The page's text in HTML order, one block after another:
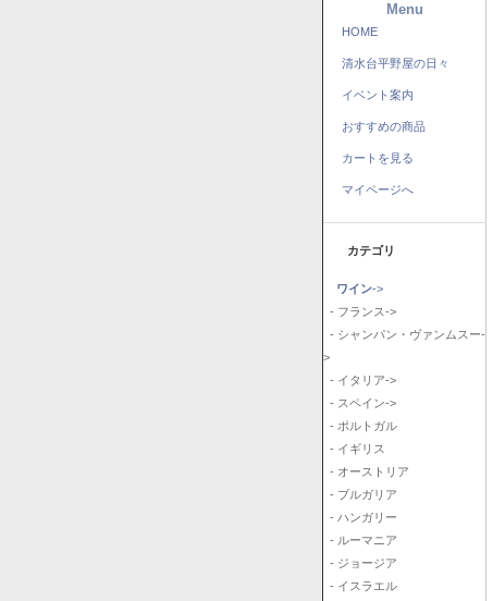
Menu
HOME
清水台平野屋の日々
イベント案内
おすすめの商品
カートを見る
マイページへ
カテゴリ
ワイン->
- フランス->
- シャンパン・ヴァンムスー-
>
- イタリア->
- スペイン->
- ポルトガル
- イギリス
- オーストリア
- ブルガリア
- ハンガリー
- ルーマニア
- ジョージア
- イスラエル